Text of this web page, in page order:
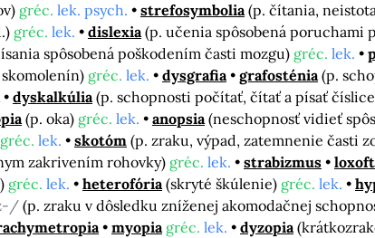
gréc. lek. psych. strefosymbolia (p. čítania,
gréc. lek. dislexia (p. učenia spôsobená poruchami
spôsobená poškodením časti mozgu) gréc. lek.
gréc. lek. dysgrafia grafosténia (p.
dyskalkúlia (p. schopnosti počítať, čítať a písať
(p. oka) gréc. lek. anopsia (neschopnosť vidieť
gréc. lek. skotóm (p. zraku, výpad, zatemnenie časti
zakrivením rohovky) gréc. lek. strabizmus
gréc. lek. heterofória (skryté škúlenie) gréc. lek.
(p. zraku v dôsledku zníženej akomodačnej
myopia gréc. lek. dyzopia